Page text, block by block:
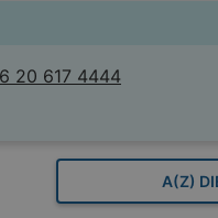
20 617 4444
A(Z)